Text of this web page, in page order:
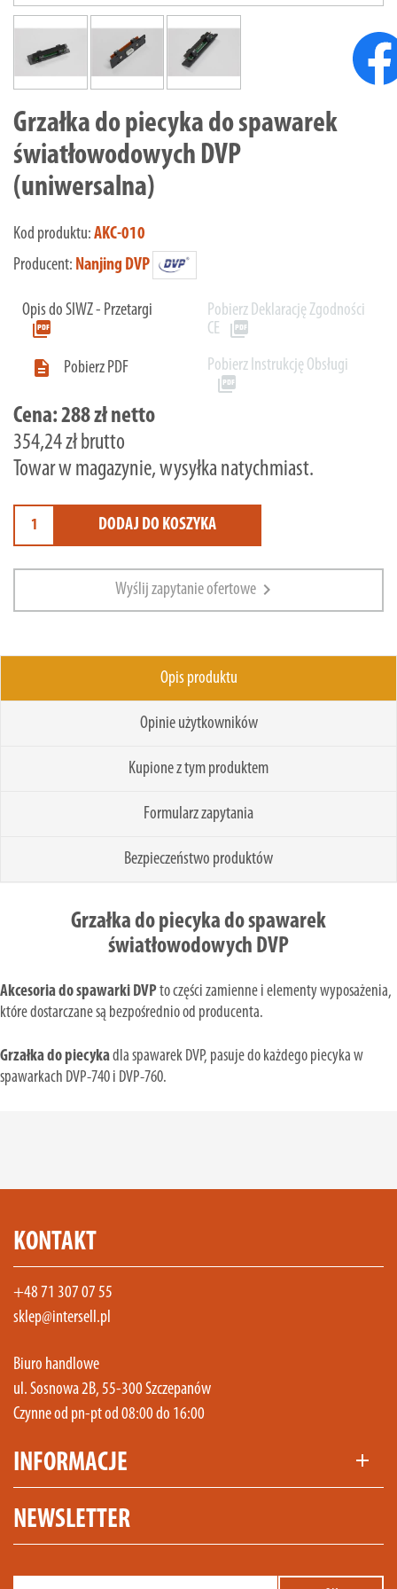
Grzałka do piecyka do spawarek
światłowodowych DVP
(uniwersalna)
Kod produktu: AKC-010
Producent: Nanjing DVP
Opis do SIWZ - Przetargi
picture_as_pdf
Pobierz Deklarację Zgodności
CE picture_as_pdf

Pobierz PDF Pobierz Instrukcję Obsługi
picture_as_pdf
Cena:288 zł netto
354,24 zł brutto
Towar w magazynie, wysyłka natychmiast.
DODAJ DO KOSZYKA
Wyślij zapytanie ofertowe chevron_right
Opis produktu
Opinie użytkowników
Kupione z tym produktem
Formularz zapytania
Bezpieczeństwo produktów
Grzałka do piecyka do spawarek
światłowodowych DVP
Akcesoria do spawarki DVPto części zamienne i elementy wyposażenia,
które dostarczane są bezpośrednio od producenta.
Grzałka do piecykadla spawarek DVP, pasuje do każdego piecyka w
spawarkach DVP-740 i DVP-760.
KONTAKT
+48 71 307 07 55
sklep@intersell.pl
Biuro handlowe
ul. Sosnowa 2B, 55-300 Szczepanów
Czynne od pn-pt od 08:00 do 16:00
INFORMACJE add
NEWSLETTER